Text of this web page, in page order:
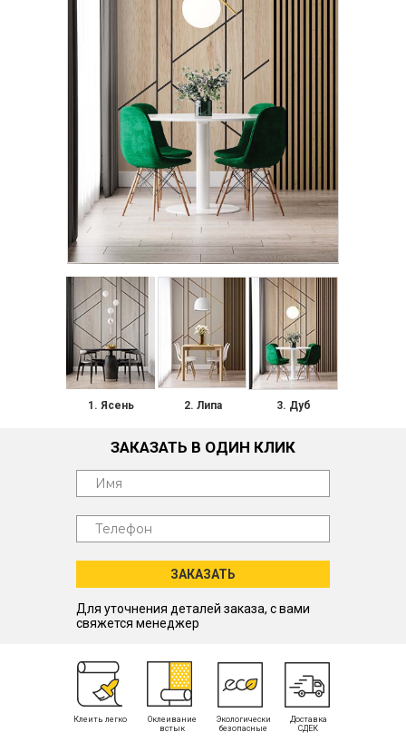
ЗАКАЗАТЬ
Для уточнения деталей заказа, с вами
свяжется менеджер
ЗАКАЗАТЬ В ОДИН КЛИК
1. Ясень 2. Липа 3. Дуб
Клеить легко
Оклеивание
встык
Экологически
безопасные
Доставка
СДЕК